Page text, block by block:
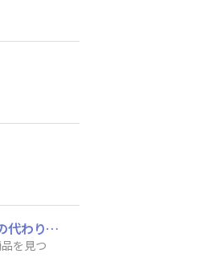
「あけて、そのまま！ぬか胡瓜1本」を探しに近くのスーパーに行ったのですが、残念ながら売ってなかったです。その代わり、この商品を見つけました！
を見つ